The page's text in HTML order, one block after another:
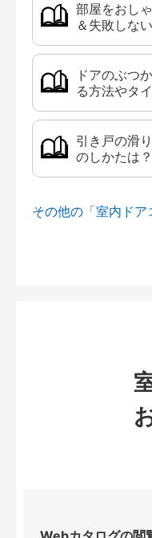
部屋をおし
＆失敗しな
ドアのぶつ
る方法やタ
引き戸の滑
のしかたは？
その他の「室内ド